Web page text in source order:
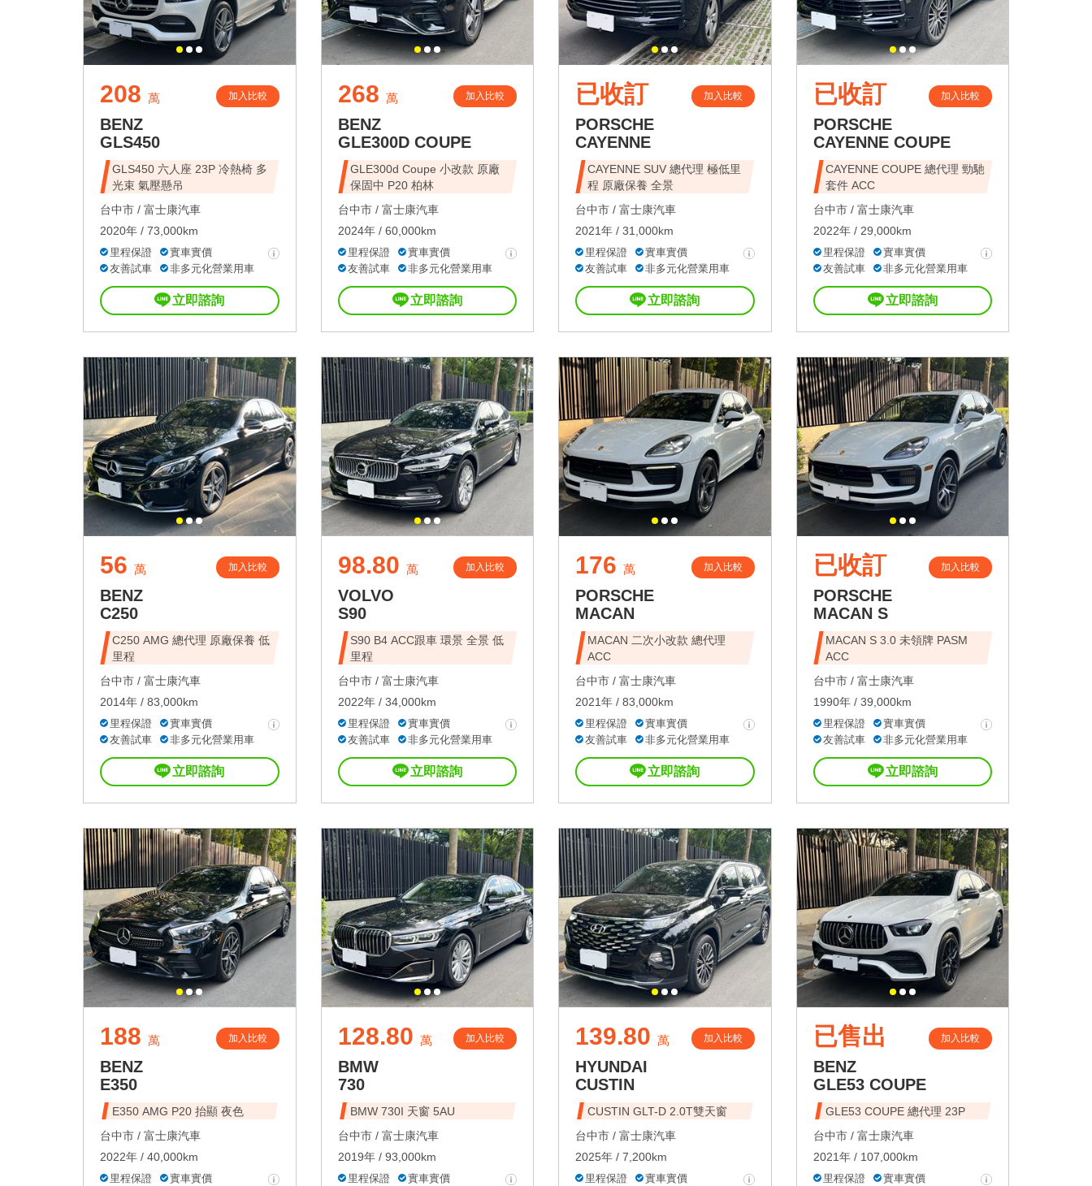
208 萬 加入比較
BENZ
GLS450
GLS450 六人座 23P 冷熱椅 多
光束 氣壓懸吊
台中市 / 富士康汽車
2020年 / 73,000km
里程保證
實車實價
友善試車
非多元化營業用車
立即諮詢
268 萬 加入比較
BENZ
GLE300D COUPE
GLE300d Coupe 小改款 原廠
保固中 P20 柏林
台中市 / 富士康汽車
2024年 / 60,000km
里程保證
實車實價
友善試車
非多元化營業用車
立即諮詢
已收訂 加入比較
PORSCHE
CAYENNE
CAYENNE SUV 總代理 極低里
程 原廠保養 全景
台中市 / 富士康汽車
2021年 / 31,000km
里程保證
實車實價
友善試車
非多元化營業用車
立即諮詢
已收訂 加入比較
PORSCHE
CAYENNE COUPE
CAYENNE COUPE 總代理 勁馳
套件 ACC
台中市 / 富士康汽車
2022年 / 29,000km
里程保證
實車實價
友善試車
非多元化營業用車
立即諮詢
56 萬 加入比較
BENZ
C250
C250 AMG 總代理 原廠保養 低
里程
台中市 / 富士康汽車
2014年 / 83,000km
里程保證
實車實價
友善試車
非多元化營業用車
立即諮詢
98.80 萬 加入比較
VOLVO
S90
S90 B4 ACC跟車 環景 全景 低
里程
台中市 / 富士康汽車
2022年 / 34,000km
里程保證
實車實價
友善試車
非多元化營業用車
立即諮詢
176 萬 加入比較
PORSCHE
MACAN
MACAN 二次小改款 總代理
ACC
台中市 / 富士康汽車
2021年 / 83,000km
里程保證
實車實價
友善試車
非多元化營業用車
立即諮詢
已收訂 加入比較
PORSCHE
MACAN S
MACAN S 3.0 未領牌 PASM
ACC
台中市 / 富士康汽車
1990年 / 39,000km
里程保證
實車實價
友善試車
非多元化營業用車
立即諮詢
188 萬 加入比較
BENZ
E350
E350 AMG P20 抬顯 夜色
台中市 / 富士康汽車
2022年 / 40,000km
里程保證
實車實價
128.80 萬 加入比較
BMW
730
BMW 730I 天窗 5AU
台中市 / 富士康汽車
2019年 / 93,000km
里程保證
實車實價
139.80 萬 加入比較
HYUNDAI
CUSTIN
CUSTIN GLT-D 2.0T雙天窗
台中市 / 富士康汽車
2025年 / 7,200km
里程保證
實車實價
已售出 加入比較
BENZ
GLE53 COUPE
GLE53 COUPE 總代理 23P
台中市 / 富士康汽車
2021年 / 107,000km
里程保證
實車實價